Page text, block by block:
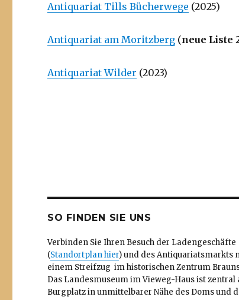
Antiquariat Tills Bücherwege (2025)
Antiquariat am Moritzberg (neue Liste
Antiquariat Wilder (2023)
SO FINDEN SIE UNS
Verbinden Sie Ihren Besuch der Ladengeschäfte
(Standortplan hier) und des Antiquariatsmarkts
einem Streifzug im historischen Zentrum
Das Landesmuseum im Vieweg-Haus ist zentral
Burgplatz in unmittelbarer Nähe des Doms und